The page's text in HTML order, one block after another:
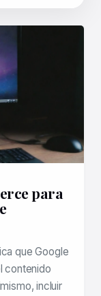
para
que Google
contenido
incluir